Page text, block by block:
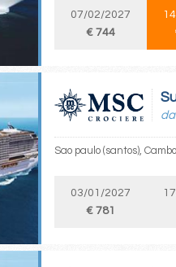
07/02/2027
€ 744
da
Sao paulo (santos),
03/01/2027
€ 781